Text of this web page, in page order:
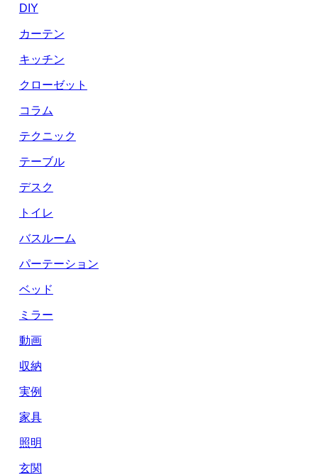
DIY
カーテン
キッチン
クローゼット
コラム
テクニック
テーブル
デスク
トイレ
バスルーム
パーテーション
ベッド
ミラー
動画
収納
実例
家具
照明
玄関